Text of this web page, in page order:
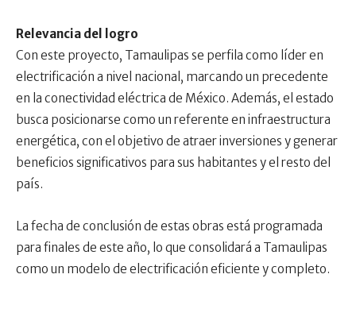
Relevancia del logro
Con este proyecto, Tamaulipas se perfila como líder en
electrificación a nivel nacional, marcando un precedente
en la conectividad eléctrica de México. Además, el estado
busca posicionarse como un referente en infraestructura
energética, con el objetivo de atraer inversiones y generar
beneficios significativos para sus habitantes y el resto del
país.
La fecha de conclusión de estas obras está programada
para finales de este año, lo que consolidará a Tamaulipas
como un modelo de electrificación eficiente y completo.